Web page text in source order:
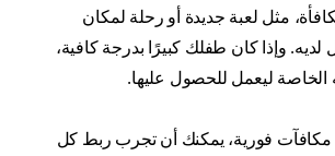
مثل لعبة جديدة أو رحلة لمكان
وإذا كان طفلك كبيرًا بدرجة كافية،
الخاصة ليعمل للحصول عليها.
مكافآت فورية، يمكنك أن تجرب ربط كل